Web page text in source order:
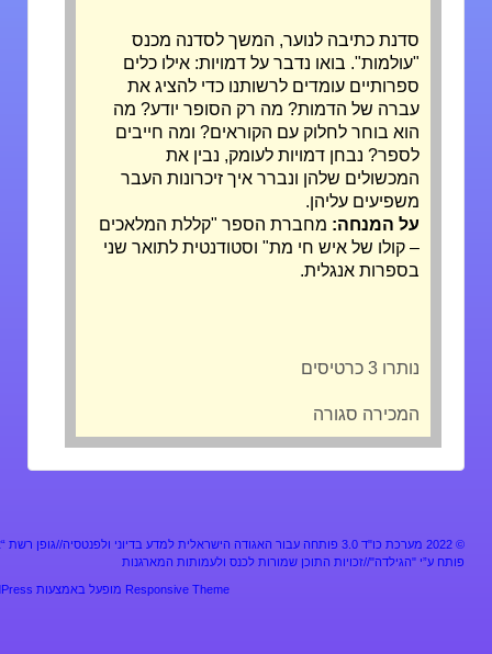
סדנת כתיבה לנוער, המשך לסדנה מכנס
"עולמות". בואו נדבר על דמויות: אילו כלים
ספרותיים עומדים לרשותנו כדי להציג את
עברה של הדמות? מה רק הסופר יודע? מה
הוא בוחר לחלוק עם הקוראים? ומה חייבים
לספר? נבחן דמויות לעומק, נבין את
המכשולים שלהן ונברר איך זיכרונות העבר
משפיעים עליהן.
על המנחה:מחברת הספר "קללת המלאכים
– קולו של איש חי מת" וסטודנטית לתואר שני
בספרות אנגלית.
המכירה סגורה
מערכת כו"ד 3.0 פותחה עבור האגודה הישראלית למדע בדיוני ולפנטסיה//גופן רשת “אלף”
"הגילדה"//זכויות התוכן שמורות לכנס ולעמותות המארגנות
Responsive Themeמופעל באמצעות WordPress